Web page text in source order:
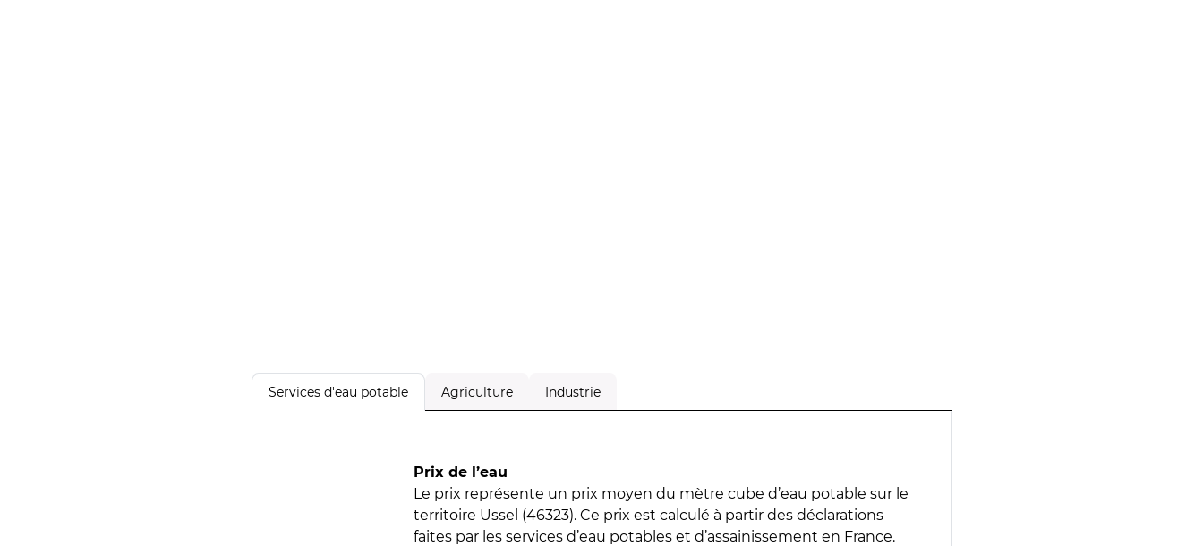
Services d'eau potable Agriculture Industrie
Prix de l’eau
Le prix représente un prix moyen du mètre cube d’eau potable sur le
territoire Ussel (46323). Ce prix est calculé à partir des déclarations
faites par les services d’eau potables et d’assainissement en France.